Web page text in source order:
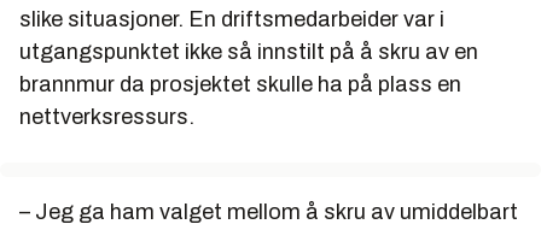
slike situasjoner. En driftsmedarbeider var i
utgangspunktet ikke så innstilt på å skru av en
brannmur da prosjektet skulle ha på plass en
nettverksressurs.
– Jeg ga ham valget mellom å skru av umiddelbart